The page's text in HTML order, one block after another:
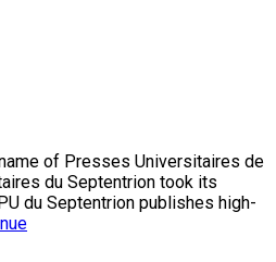
of Presses Universitaires de
du Septentrion took its
du Septentrion publishes high-